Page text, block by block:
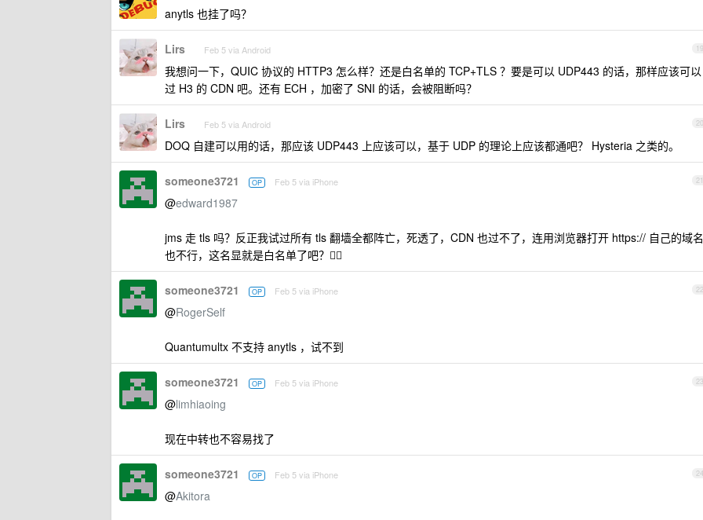
anytls 也挂了吗？
19
Lirs Feb 5 via Android
我想问一下，QUIC 协议的 HTTP3 怎么样？还是白名单的 TCP+TLS ？要是可以 UDP443 的话，那样应该可以
过 H3 的 CDN 吧。还有 ECH ，加密了 SNI 的话，会被阻断吗？
20
Lirs Feb 5 via Android
DOQ 自建可以用的话，那应该 UDP443 上应该可以，基于 UDP 的理论上应该都通吧？ Hysteria 之类的。
21
someone3721 OP Feb 5 via iPhone
@edward1987
jms 走 tls 吗？反正我试过所有 tls 翻墙全都阵亡，死透了，CDN 也过不了，连用浏览器打开 https:// 自己的域名
也不行，这名显就是白名单了吧？😮‍💨
22
someone3721 OP Feb 5 via iPhone
@RogerSelf
Quantumultx 不支持 anytls ，试不到
23
someone3721 OP Feb 5 via iPhone
@limhiaoing
现在中转也不容易找了
24
someone3721 OP Feb 5 via iPhone
@Akitora